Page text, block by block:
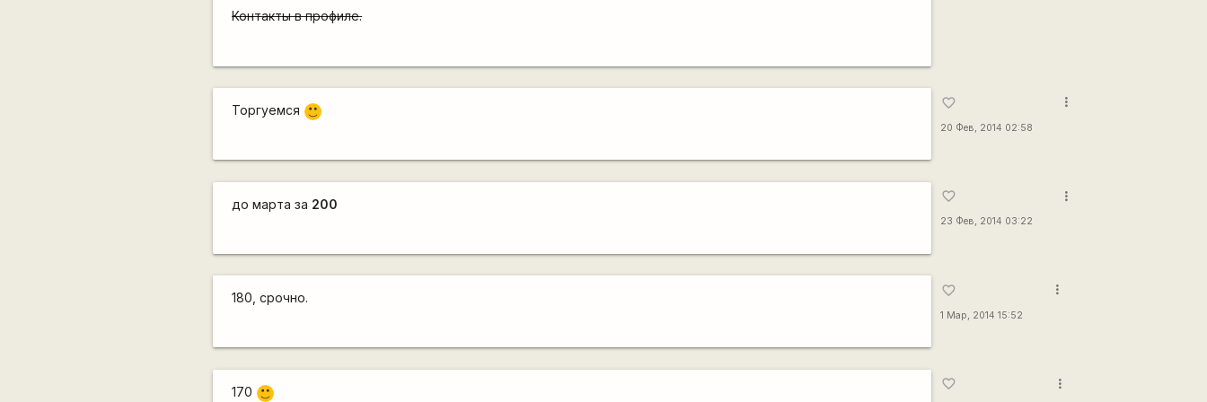
Контакты в профиле.
Торгуемся :)
favorite_border
20 Фев, 2014 02:58
more_vert
до марта за 200
favorite_border
23 Фев, 2014 03:22
more_vert
180, срочно.
favorite_border
1 Мар, 2014 15:52
more_vert
170 :)
favorite_border more_vert